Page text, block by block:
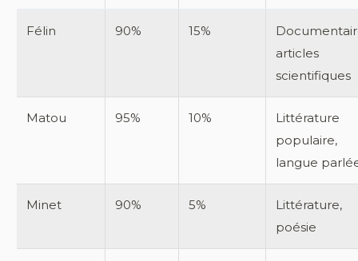
Félin 90% 15%
articles
scientifiques
Matou 95% 10%
Littérature
populaire,
langue
Minet 90% 5%
Littérature,
poésie